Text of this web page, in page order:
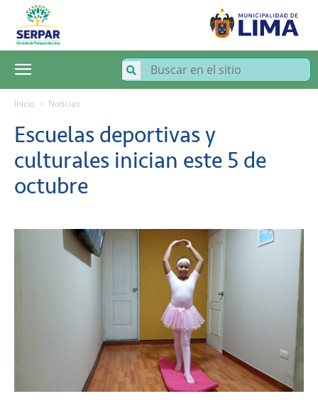
SERPAR
Servicio
de
Parques
Inicio Noticias
Escuelas deportivas y
culturales inician este 5 de
octubre